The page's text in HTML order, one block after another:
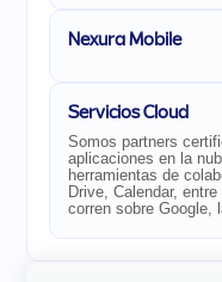
Nexura Mobile
Servicios Cloud
Somos partners
aplicaciones en la
herramientas de
Drive, Calendar,
corren sobre Google,